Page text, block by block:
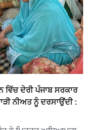
ਦੇਰੀ ਪੰਜਾਬ ਸਰਕਾਰ
ਨੀਅਤ ਨੂੰ ਦਰਸਾਉਂਦੀ :